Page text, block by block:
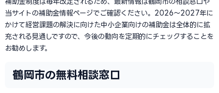
当サイトの補助金情報ページでご確認ください。2026〜2027年に
かけて経営課題の解決に向けた中小企業向けの補助金は全体的に拡
充される見通しですので、今後の動向を定期的にチェックすることを
お勧めします。
鶴岡市の無料相談窓口